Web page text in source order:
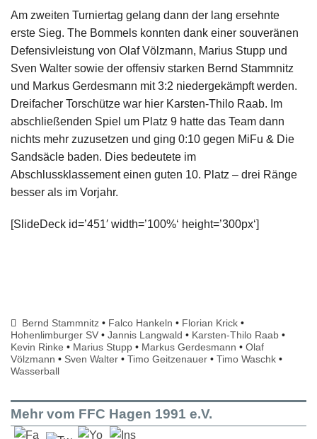
Am zweiten Turniertag gelang dann der lang ersehnte
erste Sieg. The Bommels konnten dank einer souveränen
Defensivleistung von Olaf Völzmann, Marius Stupp und
Sven Walter sowie der offensiv starken Bernd Stammnitz
und Markus Gerdesmann mit 3:2 niedergekämpft werden.
Dreifacher Torschütze war hier Karsten-Thilo Raab. Im
abschließenden Spiel um Platz 9 hatte das Team dann
nichts mehr zuzusetzen und ging 0:10 gegen MiFu & Die
Sandsäcle baden. Dies bedeutete im
Abschlussklassement einen guten 10. Platz – drei Ränge
besser als im Vorjahr.
[SlideDeck id=’451′ width=’100%‘ height=’300px‘]
Bernd Stammnitz • Falco Hankeln • Florian Krick •
Hohenlimburger SV • Jannis Langwald • Karsten-Thilo Raab •
Kevin Rinke • Marius Stupp • Markus Gerdesmann • Olaf
Völzmann • Sven Walter • Timo Geitzenauer • Timo Waschk •
Wasserball
Mehr vom FFC Hagen 1991 e.V.